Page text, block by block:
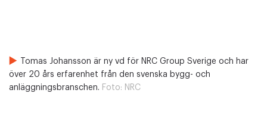
Tomas Johansson är ny vd för NRC Group Sverige och har
över 20 års erfarenhet från den svenska bygg- och
anläggningsbranschen. Foto: NRC